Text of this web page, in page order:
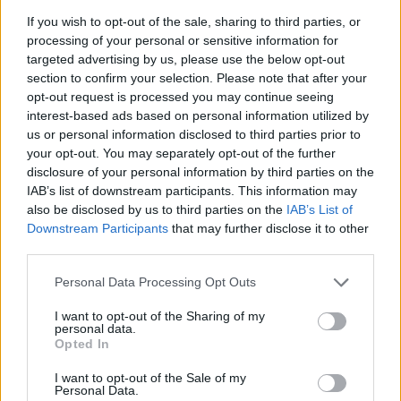
If you wish to opt-out of the sale, sharing to third parties, or
processing of your personal or sensitive information for
targeted advertising by us, please use the below opt-out
section to confirm your selection. Please note that after your
opt-out request is processed you may continue seeing
interest-based ads based on personal information utilized by
us or personal information disclosed to third parties prior to
your opt-out. You may separately opt-out of the further
disclosure of your personal information by third parties on the
IAB’s list of downstream participants. This information may
also be disclosed by us to third parties on the IAB’s List of
Downstream Participants that may further disclose it to other
Personal Data Processing Opt Outs
I want to opt-out of the Sharing of my
personal data.
Opted In
I want to opt-out of the Sale of my
Personal Data.
anche esperienze professionali
È possibile avere il riconoscimento di CFU
sulla base di esami sostenuti in precedenti
carriere accademiche, ma è anche previsto il
riconoscimento fino a un massimo di 48 CFU
per valorizzare le esperienze professionali
pregresse. Ad esempio, per Economia
Aziendale le figure che, tra le altre, potranno
essere valorizzate, saranno il Project
Manager, il Responsabile Amministrativo in
Enti del Terzo Settore, il Marketing &
Business Analyst e il Funzionario in
Amministrazioni Pubbliche; per Sicurezza